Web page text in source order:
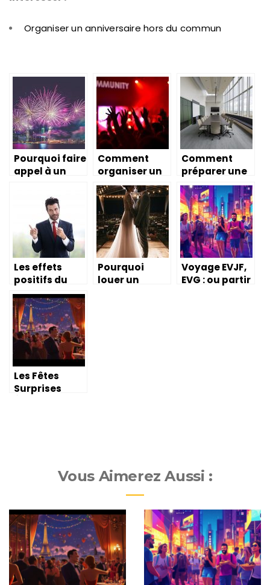
Organiser un anniversaire hors du commun
Pourquoi faire
appel à un
l’événementi
el ?
Comment
organiser un
événement
réussi ?
Comment
préparer une
salle pour un
évènement
professionnel
?
Les effets
positifs du
séminaire sur
votre équipe
Pourquoi
louer un
Voyage EVJF,
EVG : ou partir
Les Fêtes
Surprises
Vous Aimerez Aussi :